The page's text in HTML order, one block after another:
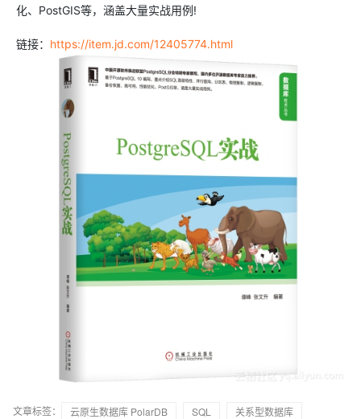
化、PostGIS等，涵盖大量实战用例!
链接： https://item.jd.com/12405774.html
文章标签： 云原生数据库 PolarDB SQL
关系型数据库